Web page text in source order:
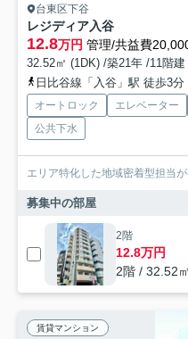
台東区下谷
レジディア入谷
12.8万円 管理/共益費
32.52㎡ (1DK) /築21年 /11階建
日比谷線「入谷」駅 徒歩3分
オートロック エレベーター
公共下水
エリア特化した地域密着型担当
募集中の部屋
2階
12.8万円
2階 / 32.52
賃貸マンション